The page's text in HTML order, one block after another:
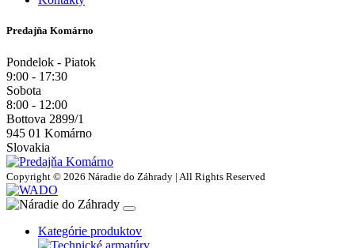
Predajňa Komárno
Pondelok - Piatok
9:00 - 17:30
Sobota
8:00 - 12:00
Bottova 2899/1
945 01 Komárno
Slovakia
Copyright © 2026 Náradie do Záhrady | All Rights Reserved
Kategórie produktov